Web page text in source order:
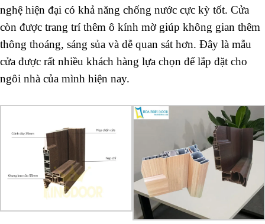
nghệ hiện đại có khả năng chống nước cực kỳ tốt. Cửa
còn được trang trí thêm ô kính mờ giúp không gian thêm
thông thoáng, sáng sủa và dễ quan sát hơn. Đây là mẫu
cửa được rất nhiều khách hàng lựa chọn để lắp đặt cho
ngôi nhà của mình hiện nay.